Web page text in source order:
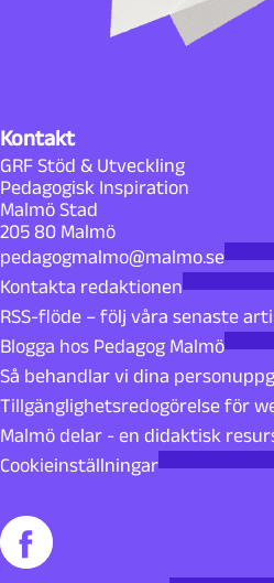
Kontakt
GRF Stöd & Utveckling
Pedagogisk Inspiration
Malmö Stad
205 80 Malmö
pedagogmalmo@malmo.se
Kontakta redaktionen
RSS-flöde – följ våra senaste
Blogga hos Pedagog Malmö
Så behandlar vi dina
Tillgänglighetsredogörelse för
Malmö delar - en didaktisk
Cookieinställningar